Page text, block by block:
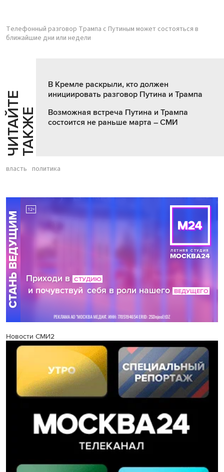
Телефонный разговор Трампа с Путиным может состояться в
ближайшие дни или недели
Ч
И
Т
АЙ
Т
Е
Т
А
К
ЖЕ
В Кремле раскрыли, кто должен
инициировать разговор Путина и Трампа
Возможная встреча Путина и Трампа
состоится не раньше марта – СМИ
власть политика
Новости СМИ2